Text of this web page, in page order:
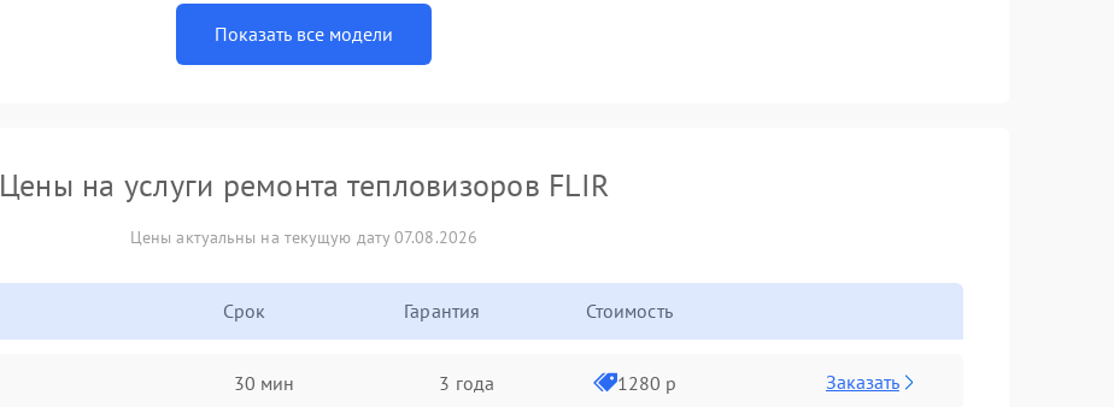
Показать все модели
Цены на услуги ремонта тепловизоров FLIR
Цены актуальны на текущую дату 07.08.2026
Срок Гарантия Стоимость
30 мин 3 года 1280 р Заказать